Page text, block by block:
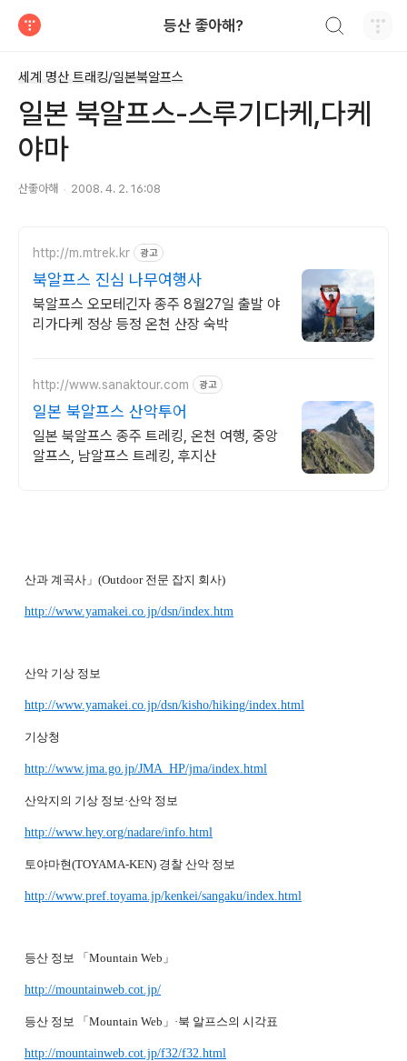
등산 좋아해?
세계 명산 트래킹/일본북알프스
일본 북알프스-스루기다케,다케
야마
산좋아해 2008. 4. 2. 16:08
http://m.mtrek.kr 광고
북알프스 진심 나무여행사
북알프스 오모테긴자 종주 8월27일 출발 야
리가다케 정상 등정 온천 산장 숙박
http://www.sanaktour.com 광고
일본 북알프스 산악투어
일본 북알프스 종주 트레킹, 온천 여행, 중앙
알프스, 남알프스 트레킹, 후지산
산과 계곡사」(Outdoor 전문 잡지 회사)
http://www.yamakei.co.jp/dsn/index.htm
산악 기상 정보
http://www.yamakei.co.jp/dsn/kisho/hiking/index.html
기상청
http://www.jma.go.jp/JMA_HP/jma/index.html
산악지의 기상 정보·산악 정보
http://www.hey.org/nadare/info.html
토야마현(TOYAMA-KEN) 경찰 산악 정보
http://www.pref.toyama.jp/kenkei/sangaku/index.html
등산 정보 「Mountain Web」
http://mountainweb.cot.jp/
등산 정보 「Mountain Web」·북 알프스의 시각표
http://mountainweb.cot.jp/f32/f32.html